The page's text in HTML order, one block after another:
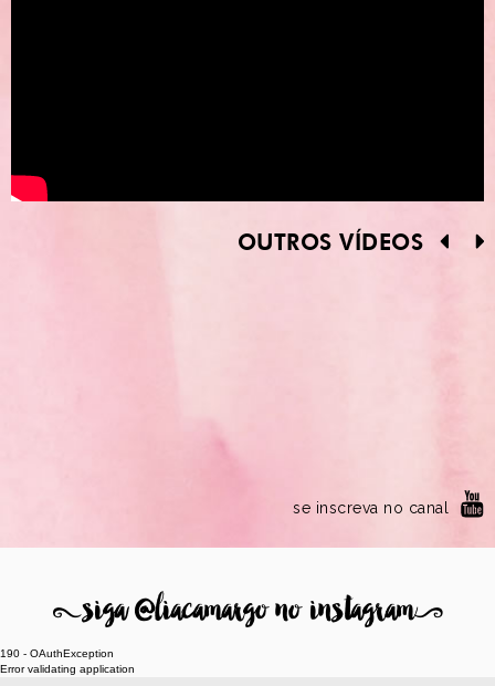
OUTROS VÍDEOS
se inscreva no canal
8siga @liacamargo no instagram9
190 - OAuthException
Error validating application